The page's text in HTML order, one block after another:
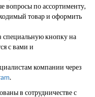
вопросы по ассортименту,
товар и оформить
специальную кнопку на
с вами и
компании через
.
в сотрудничестве с